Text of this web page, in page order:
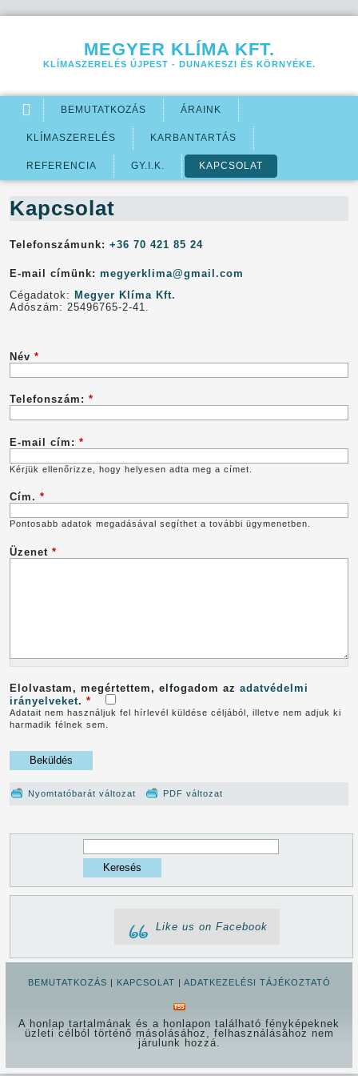
MEGYER KLÍMA KFT.
KLÍMASZERELÉS ÚJPEST - DUNAKESZI ÉS KÖRNYÉKE.
BEMUTATKOZÁS ÁRAINK
KLÍMASZERELÉS KARBANTARTÁS
REFERENCIA GY.I.K. KAPCSOLAT
Kapcsolat
Telefonszámunk: +36 70 421 85 24
E-mail címünk: megyerklima@gmail.com
Cégadatok: Megyer Klíma Kft.
Adószám: 25496765-2-41.
Név *
Telefonszám: *
E-mail cím: *
Kérjük ellenőrizze, hogy helyesen adta meg a címet.
Cím. *
Pontosabb adatok megadásával segíthet a további ügymenetben.
Üzenet *
Elolvastam, megértettem, elfogadom az adatvédelmi
irányelveket. *
Adatait nem használjuk fel hírlevél küldése céljából, illetve nem adjuk ki
harmadik félnek sem.
Nyomtatóbarát változat PDF változat
Keresés
űrlap
Like us on Facebook
BEMUTATKOZÁS | KAPCSOLAT | ADATKEZELÉSI TÁJÉKOZTATÓ
A honlap tartalmának és a honlapon található fényképeknek
üzleti célból történő másolásához, felhasználásához nem
járulunk hozzá.